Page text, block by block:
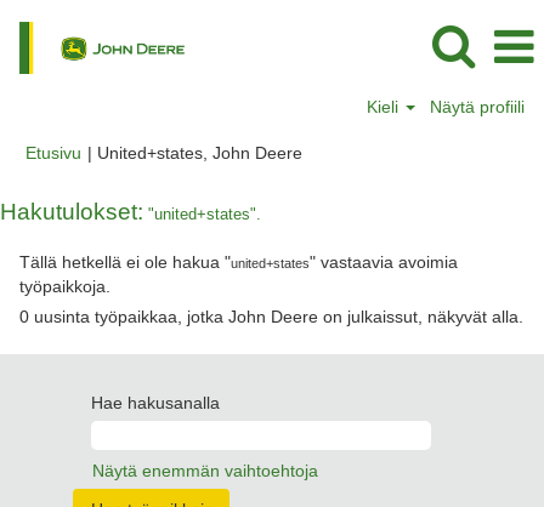
Kieli Näytä profiili
Etusivu | United+states, John Deere(nykyinen
Hakutulokset: "united+states".
Tällä hetkellä ei ole hakua "united+states" vastaavia avoimia
työpaikkoja.
0 uusinta työpaikkaa, jotka John Deere on julkaissut, näkyvät alla.
Hae hakusanalla
Näytä enemmän vaihtoehtoja